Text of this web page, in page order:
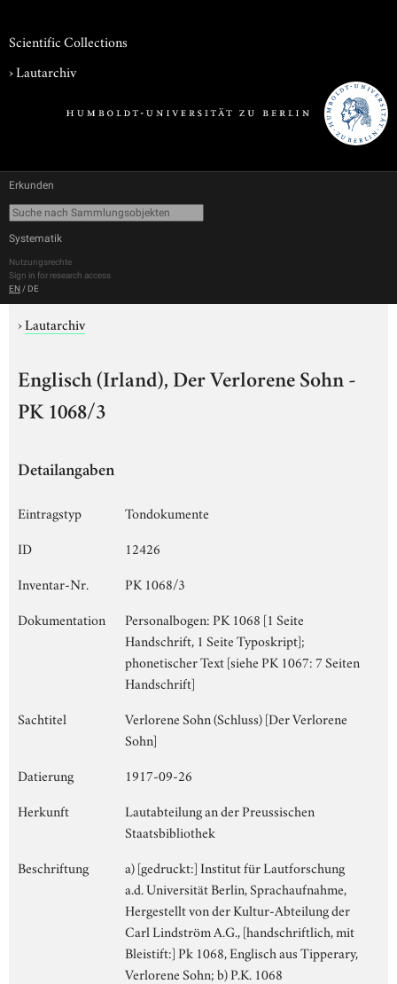
Scientific Collections
›Lautarchiv
Erkunden
Systematik
Nutzungsrechte
Sign in for research access
EN / DE
›Lautarchiv
Englisch (Irland), Der Verlorene Sohn -
PK 1068/3
Detailangaben
Eintragstyp
Tondokumente
ID
12426
Inventar-Nr.
PK 1068/3
Dokumentation
Personalbogen: PK 1068 [1 Seite
Handschrift, 1 Seite Typoskript];
phonetischer Text [siehe PK 1067: 7 Seiten
Handschrift]
Sachtitel
Verlorene Sohn (Schluss) [Der Verlorene
Sohn]
Datierung
1917-09-26
Herkunft
Lautabteilung an der Preussischen
Staatsbibliothek
Beschriftung
a) [gedruckt:] Institut für Lautforschung
a.d. Universität Berlin, Sprachaufnahme,
Hergestellt von der Kultur-Abteilung der
Carl Lindström A.G., [handschriftlich, mit
Bleistift:] Pk 1068, Englisch aus Tipperary,
Verlorene Sohn; b) P.K. 1068